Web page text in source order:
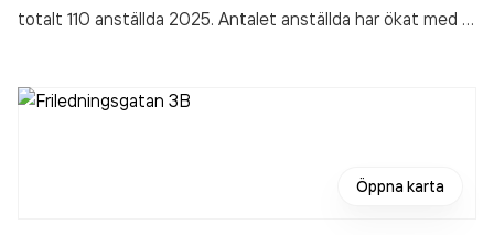
totalt 110 anställda 2025. Antalet anställda har ökat med 3
1982. Staffare AB omsatte 987 449 000,00 kr
Öppna karta